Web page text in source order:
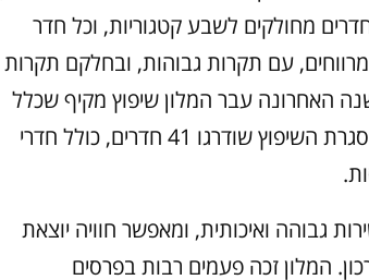
מלבלבים ומזרקות עתיקות. בו 85 חדרים מחולקים לשבע קטגוריות, וכל חדר
מרווחים, עם תקרות גבוהות, ובחלקם תקרות
האחרונה עבר המלון שיפוץ מקיף שכלל
את כל ארבע הקומות בבניין המרכזי. במסגרת השיפוץ שודרגו 41 חדרים, כולל חדרי
גבוהה ואיכותית, ומאפשר חוויה יוצאת
המלון זכה פעמים רבות בפרסים